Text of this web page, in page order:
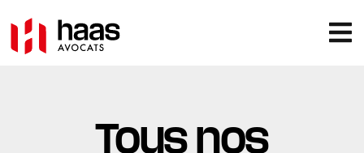
Tous nos